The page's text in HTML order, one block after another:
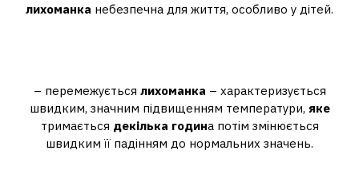
лихоманка небезпечна для життя, особливо у дітей.
– перемежується лихоманка – характеризується
швидким, значним підвищенням температури, яке
тримається декілька година потім змінюється
швидким її падінням до нормальних значень.